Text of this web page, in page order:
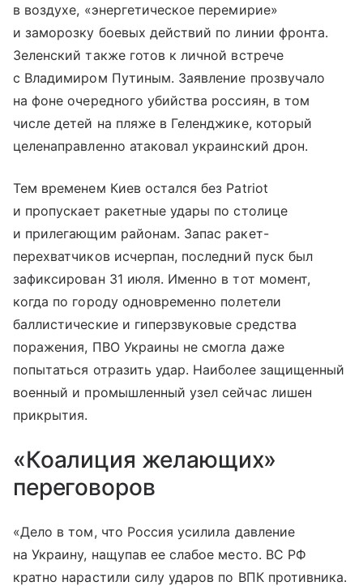
в воздухе, «энергетическое перемирие»
и заморозку боевых действий по линии фронта.
Зеленский также готов к личной встрече
с Владимиром Путиным. Заявление прозвучало
на фоне очередного убийства россиян, в том
числе детей на пляже в Геленджике, который
целенаправленно атаковал украинский дрон.
Тем временем Киев остался без Patriot
и пропускает ракетные удары по столице
и прилегающим районам. Запас ракет-
перехватчиков исчерпан, последний пуск был
зафиксирован 31 июля. Именно в тот момент,
когда по городу одновременно полетели
баллистические и гиперзвуковые средства
поражения, ПВО Украины не смогла даже
попытаться отразить удар. Наиболее защищенный
военный и промышленный узел сейчас лишен
прикрытия.
«Коалиция желающих»
переговоров
«Дело в том, что Россия усилила давление
на Украину, нащупав ее слабое место. ВС РФ
кратно нарастили силу ударов по ВПК противника.